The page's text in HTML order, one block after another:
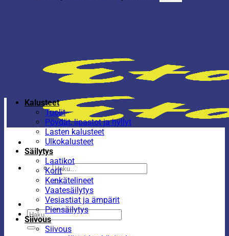
Etsi:
Etsi:
Kalusteet
Tuolit
Pöydät, lipastot ja hyllyt
Lasten kalusteet
Ulkokalusteet
Säilytys
Laatikot
Korit
Kenkätelineet
Vaatesäilytys
Vesiastiat ja ämpärit
Piensäilytys
Siivous
Siivous